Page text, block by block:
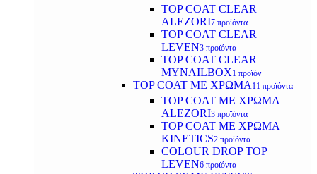
TOP COAT CLEAR
ALEZORI7 προϊόντα
TOP COAT CLEAR
LEVEN3 προϊόντα
TOP COAT CLEAR
MYNAILBOX1 προϊόν
TOP COAT ΜΕ ΧΡΩΜΑ 11 προϊόντα
TOP COAT ΜΕ ΧΡΩΜΑ
ALEZORI3 προϊόντα
TOP COAT ΜΕ ΧΡΩΜΑ
KINETICS2 προϊόντα
COLOUR DROP TOP
LEVEN6 προϊόντα